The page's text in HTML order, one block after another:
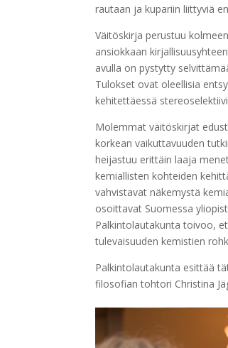
rautaan ja kupariin liittyviä
Väitöskirja perustuu
ansiokkaan
avulla on pystytty
Tulokset ovat oleellisia
kehitettäessä
Molemmat väitöskirjat
korkean vaikuttavuuden
heijastuu erittäin laaja
kemiallisten kohteiden
vahvistavat näkemystä
osoittavat Suomessa
Palkintolautakunta toivoo,
tulevaisuuden kemistien
Palkintolautakunta esittää
filosofian tohtori Christina